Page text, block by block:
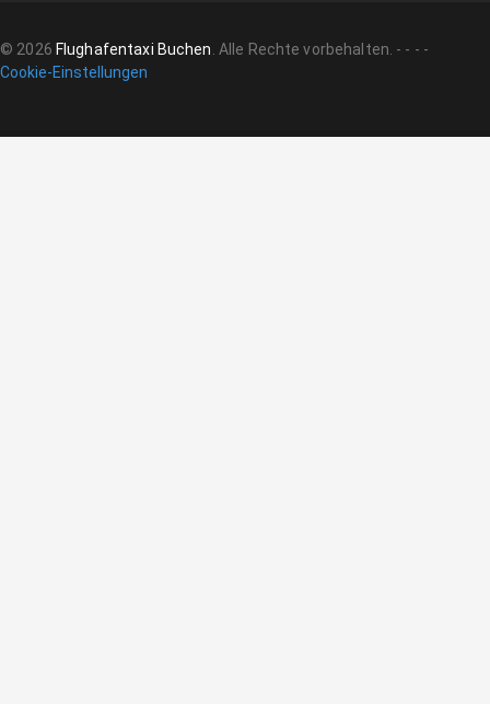
© 2026 Flughafentaxi Buchen. Alle Rechte vorbehalten. - - - -
Cookie-Einstellungen